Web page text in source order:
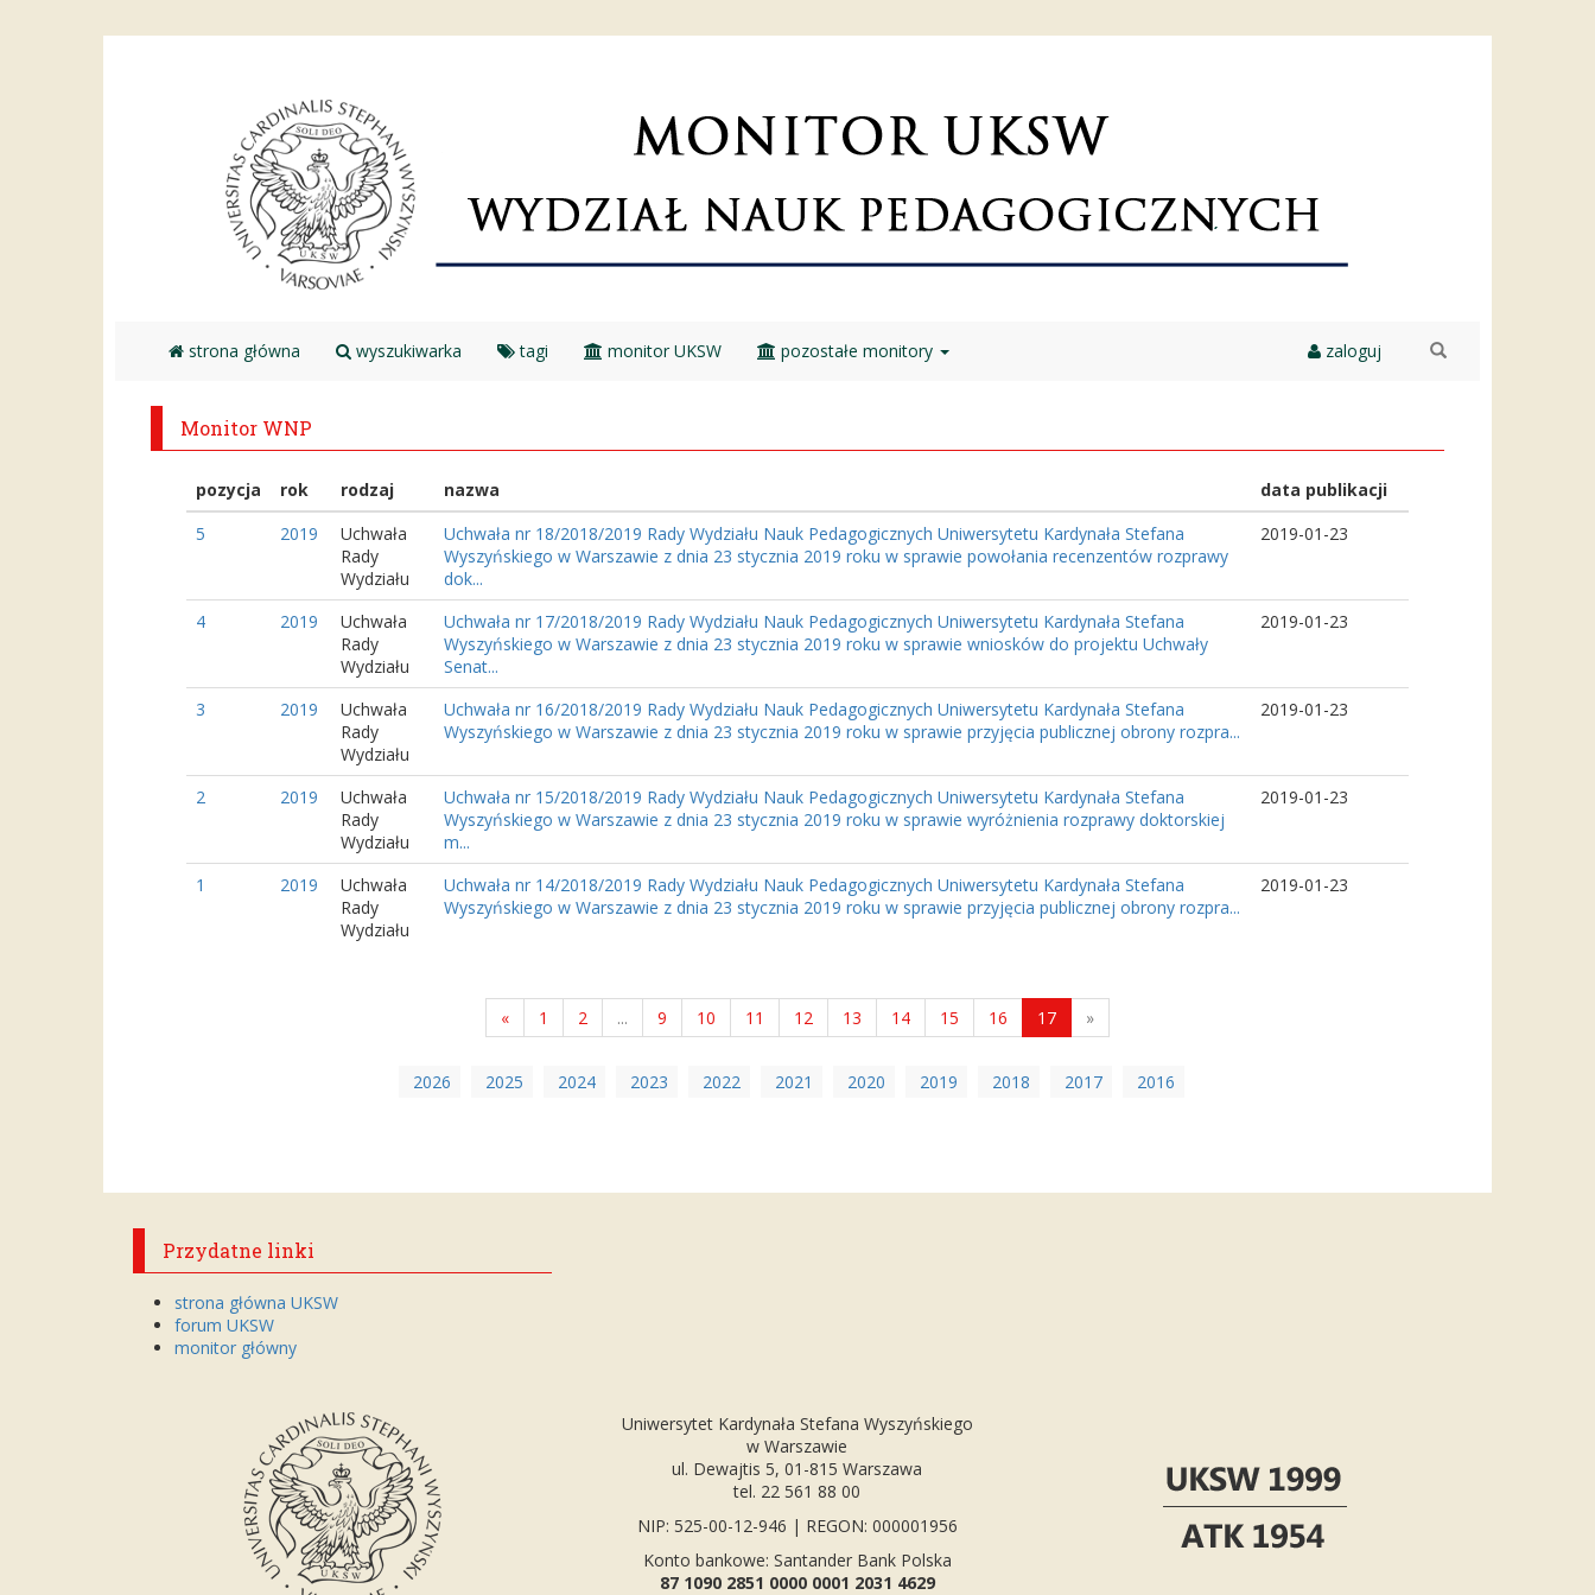
strona główna wyszukiwarka tagi monitor UKSW pozostałe monitory zaloguj
Monitor WNP
pozycja rok rodzaj nazwa
data publikacji
5
2019
Uchwała
Rady
Wydziału
Uchwała nr 18/2018/2019 Rady Wydziału Nauk Pedagogicznych Uniwersytetu Kardynała Stefana
Wyszyńskiego w Warszawie z dnia 23 stycznia 2019 roku w sprawie powołania recenzentów rozprawy
dok...
2019-01-23
4 2019
Uchwała
Rady
Wydziału
Uchwała nr 17/2018/2019 Rady Wydziału Nauk Pedagogicznych Uniwersytetu Kardynała Stefana
Wyszyńskiego w Warszawie z dnia 23 stycznia 2019 roku w sprawie wniosków do projektu Uchwały
Senat...
2019-01-23
3 2019
Uchwała
Rady
Wydziału
Uchwała nr 16/2018/2019 Rady Wydziału Nauk Pedagogicznych Uniwersytetu Kardynała Stefana
Wyszyńskiego w Warszawie z dnia 23 stycznia 2019 roku w sprawie przyjęcia publicznej obrony rozpra...
2019-01-23
2 2019
Uchwała
Rady
Wydziału
Uchwała nr 15/2018/2019 Rady Wydziału Nauk Pedagogicznych Uniwersytetu Kardynała Stefana
Wyszyńskiego w Warszawie z dnia 23 stycznia 2019 roku w sprawie wyróżnienia rozprawy doktorskiej
m...
2019-01-23
1 2019
Uchwała
Rady
Wydziału
Uchwała nr 14/2018/2019 Rady Wydziału Nauk Pedagogicznych Uniwersytetu Kardynała Stefana
Wyszyńskiego w Warszawie z dnia 23 stycznia 2019 roku w sprawie przyjęcia publicznej obrony rozpra...
2019-01-23
« 1 2 ... 9 10 11 12 13 14 15 16 17 »
2026 2025 2024 2023 2022 2021 2020 2019 2018 2017 2016
Przydatne linki
strona główna UKSW
forum UKSW
monitor główny
Uniwersytet Kardynała Stefana Wyszyńskiego
w Warszawie
ul. Dewajtis 5, 01-815 Warszawa
tel. 22 561 88 00
NIP: 525-00-12-946 | REGON: 000001956
Konto bankowe: Santander Bank Polska
87 1090 2851 0000 0001 2031 4629